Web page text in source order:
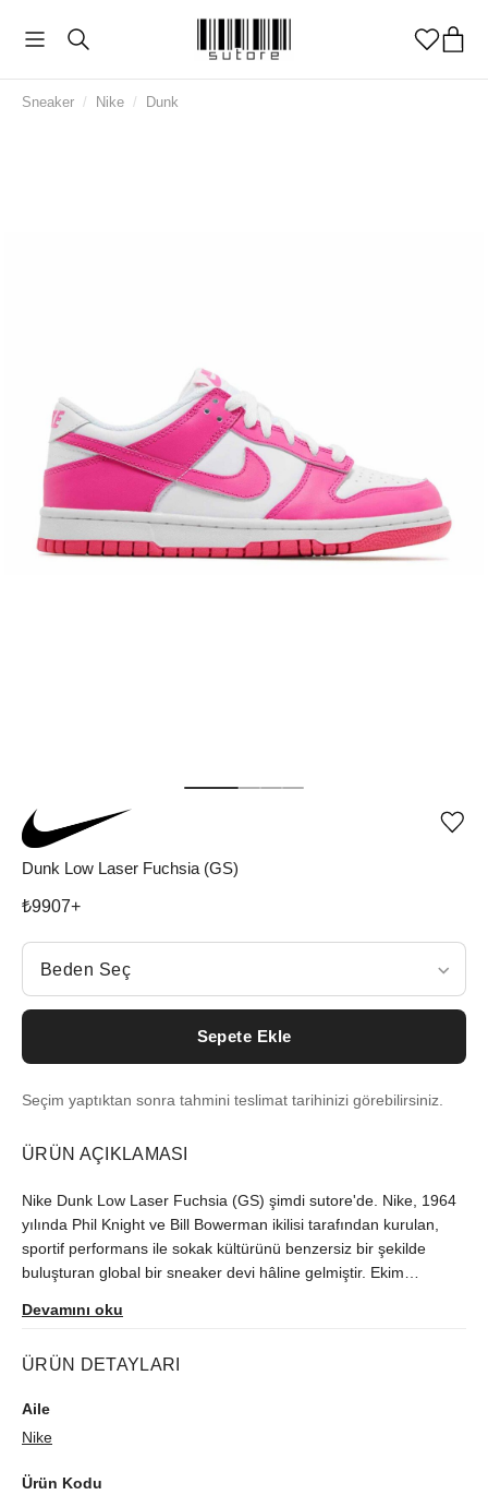
Sneaker / Nike / Dunk
Dunk Low Laser Fuchsia (GS)
₺9907+
Beden Seç
Beden Seç
Sepete Ekle
Seçim yaptıktan sonra tahmini teslimat tarihinizi görebilirsiniz.
ÜRÜN AÇIKLAMASI
Nike Dunk Low Laser Fuchsia (GS) şimdi sutore'de. Nike, 1964
yılında Phil Knight ve Bill Bowerman ikilisi tarafından kurulan,
sportif performans ile sokak kültürünü benzersiz bir şekilde
buluşturan global bir sneaker devi hâline gelmiştir. Ekim
orijinallik kontrolünün ardından size ulaştırılır.
Devamını oku
ÜRÜN DETAYLARI
Aile
Nike
Ürün Kodu